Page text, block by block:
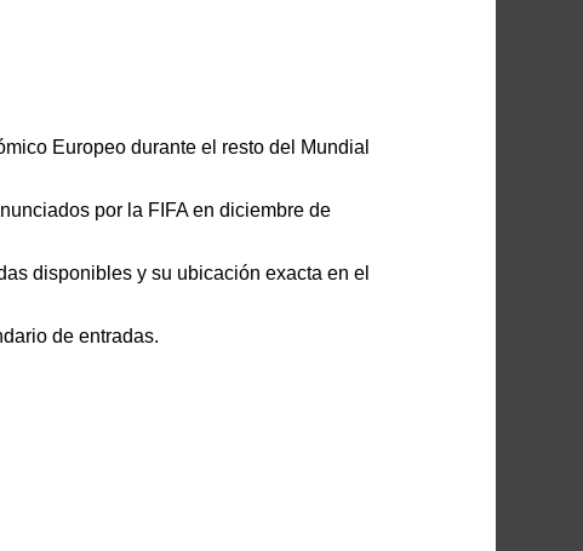
Europeo durante el resto del Mundial
por la FIFA en diciembre de
disponibles y su ubicación exacta en el
de entradas.